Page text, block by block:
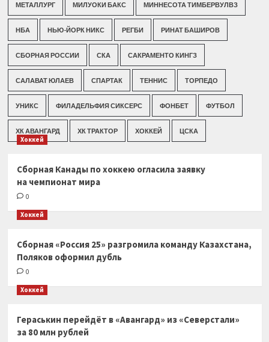
МЕТАЛЛУРГ МИЛУОКИ БАКС МИННЕСОТА ТИМБЕРВУЛВЗ
НБА НЬЮ-ЙОРК НИКС РЕГБИ РИНАТ БАШИРОВ
СБОРНАЯ РОССИИ СКА САКРАМЕНТО КИНГЗ
САЛАВАТ ЮЛАЕВ СПАРТАК ТЕННИС ТОРПЕДО
УНИКС ФИЛАДЕЛЬФИЯ СИКСЕРС ФОНБЕТ ФУТБОЛ
ХК АВАНГАРД ХК ТРАКТОР ХОККЕЙ ЦСКА
Хоккей
Сборная Канады по хоккею огласила заявку
на чемпионат мира
0
Хоккей
Сборная «Россия 25» разгромила команду Казахстана,
Поляков оформил дубль
0
Хоккей
Гераськин перейдёт в «Авангард» из «Северстали»
за 80 млн рублей